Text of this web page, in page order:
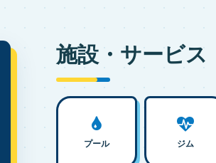
施設・サービス
プール ジム